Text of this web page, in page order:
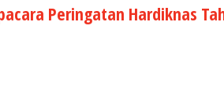
Peringatan Hardiknas